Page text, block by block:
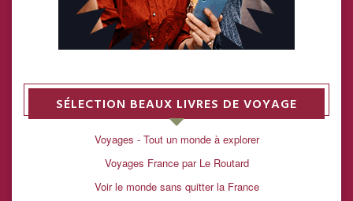
SÉLECTION BEAUX LIVRES DE VOYAGE
Voyages - Tout un monde à explorer
Voyages France par Le Routard
Voir le monde sans quitter la France